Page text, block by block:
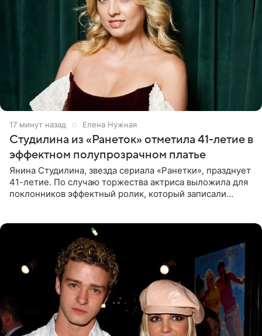
17 минут назад Елена Нужная
Студилина из «Ранеток» отметила 41-летие в
эффектном полупрозрачном платье
Янина Студилина, звезда сериала «Ранетки», празднует
41-летие. По случаю торжества актриса выложила для
поклонников эффектный ролик, который записали